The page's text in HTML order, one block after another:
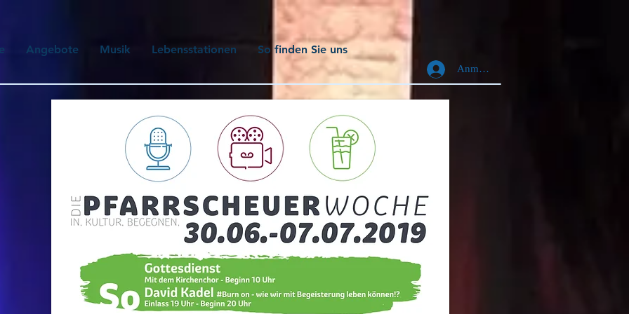
Angebote Musik Lebensstationen So finden Sie uns
Anmelden